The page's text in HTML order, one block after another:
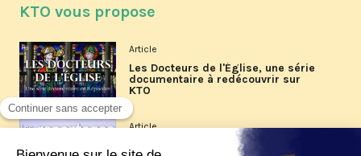
KTO vous propose
Article
Les Docteurs de l'Église, une série
documentaire à redécouvrir sur
KTO
Article
Les reportages d'été 2026 de KTO